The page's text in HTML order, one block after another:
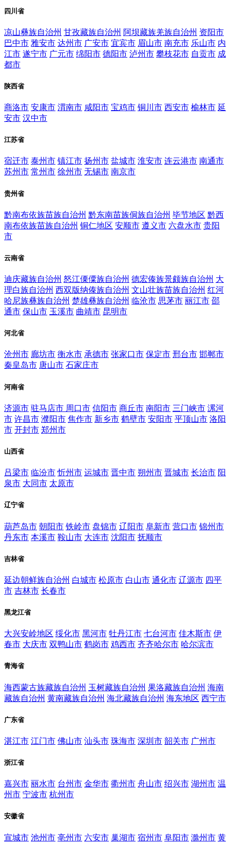
四川省
凉山彝族自治州 甘孜藏族自治州 阿坝藏族羌族自治州 资阳市
巴中市 雅安市 达州市 广安市 宜宾市 眉山市 南充市 乐山市 内
江市 遂宁市 广元市 绵阳市 德阳市 泸州市 攀枝花市 自贡市 成
都市
陕西省
商洛市 安康市 渭南市 咸阳市 宝鸡市 铜川市 西安市 榆林市 延
安市 汉中市
江苏省
宿迁市 泰州市 镇江市 扬州市 盐城市 淮安市 连云港市 南通市
苏州市 常州市 徐州市 无锡市 南京市
贵州省
黔南布依族苗族自治州 黔东南苗族侗族自治州 毕节地区 黔西
南布依族苗族自治州 铜仁地区 安顺市 遵义市 六盘水市 贵阳
市
云南省
迪庆藏族自治州 怒江傈僳族自治州 德宏傣族景颇族自治州 大
理白族自治州 西双版纳傣族自治州 文山壮族苗族自治州 红河
哈尼族彝族自治州 楚雄彝族自治州 临沧市 思茅市 丽江市 邵
通市 保山市 玉溪市 曲靖市 昆明市
河北省
沧州市 廊坊市 衡水市 承德市 张家口市 保定市 邢台市 邯郸市
秦皇岛市 唐山市 石家庄市
河南省
济源市 驻马店市 周口市 信阳市 商丘市 南阳市 三门峡市 漯河
市 许昌市 濮阳市 焦作市 新乡市 鹤壁市 安阳市 平顶山市 洛阳
市 开封市 郑州市
山西省
吕梁市 临汾市 忻州市 运城市 晋中市 朔州市 晋城市 长治市 阳
泉市 大同市 太原市
辽宁省
葫芦岛市 朝阳市 铁岭市 盘锦市 辽阳市 阜新市 营口市 锦州市
丹东市 本溪市 鞍山市 大连市 沈阳市 抚顺市
吉林省
延边朝鲜族自治州 白城市 松原市 白山市 通化市 辽源市 四平
市 吉林市 长春市
黑龙江省
大兴安岭地区 绥化市 黑河市 牡丹江市 七台河市 佳木斯市 伊
春市 大庆市 双鸭山市 鹤岗市 鸡西市 齐齐哈尔市 哈尔滨市
青海省
海西蒙古族藏族自治州 玉树藏族自治州 果洛藏族自治州 海南
藏族自治州 黄南藏族自治州 海北藏族自治州 海东地区 西宁市
广东省
湛江市 江门市 佛山市 汕头市 珠海市 深圳市 韶关市 广州市
浙江省
嘉兴市 丽水市 台州市 金华市 衢州市 舟山市 绍兴市 湖州市 温
州市 宁波市 杭州市
安徽省
宣城市 池州市 亳州市 六安市 巢湖市 宿州市 阜阳市 滁州市 黄